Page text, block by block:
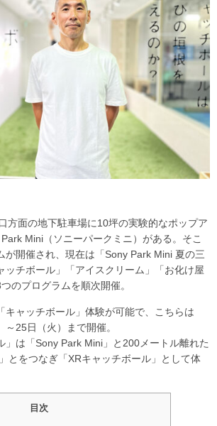
方面の地下駐車場に10坪の実験的なポップア
Mini（ソニーパークミニ）がある。そこ
が開催され、現在は「Sony Park Mini 夏の三
ッチボール」「アイスクリーム」「お化け屋
のプログラムを順次開催。
キャッチボール」体験が可能で、こちらは
25日（火）まで開催。
」は「Sony Park Mini」と200メートル離れた
とをつなぎ「XRキャッチボール」として体
目次